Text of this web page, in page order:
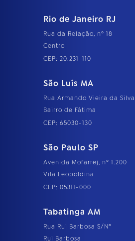
Rio de Janeiro RJ
Rua da Relação, nº 18
Centro
CEP: 20.231-110
São Luís MA
Rua Armando Vieira da
Bairro de Fátima
CEP: 65030-130
São Paulo SP
Avenida Mofarrej, nº 1.200
Vila Leopoldina
CEP: 05311-000
Tabatinga AM
Rua Rui Barbosa S/Nº
Rui Barbosa